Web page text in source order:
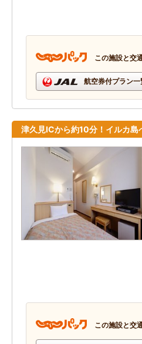
この施設と交
航空券付プラン
津久見ICから約10分！イルカ
この施設と交